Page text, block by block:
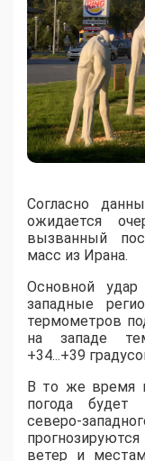
Согласно
ожидается
вызванный
масс из Ирана.
​Основной
западные
термометров
на западе
+34...+39
​В то же время
погода будет
северо-
ветер и